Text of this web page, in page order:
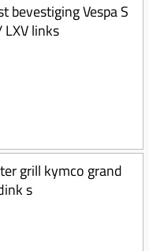
bevestiging Vespa S
links
grill kymco grand
s